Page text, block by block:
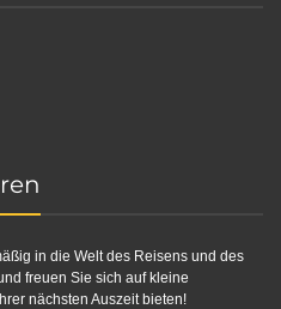
in die Welt des Reisens und des
freuen Sie sich auf kleine
nächsten Auszeit bieten!